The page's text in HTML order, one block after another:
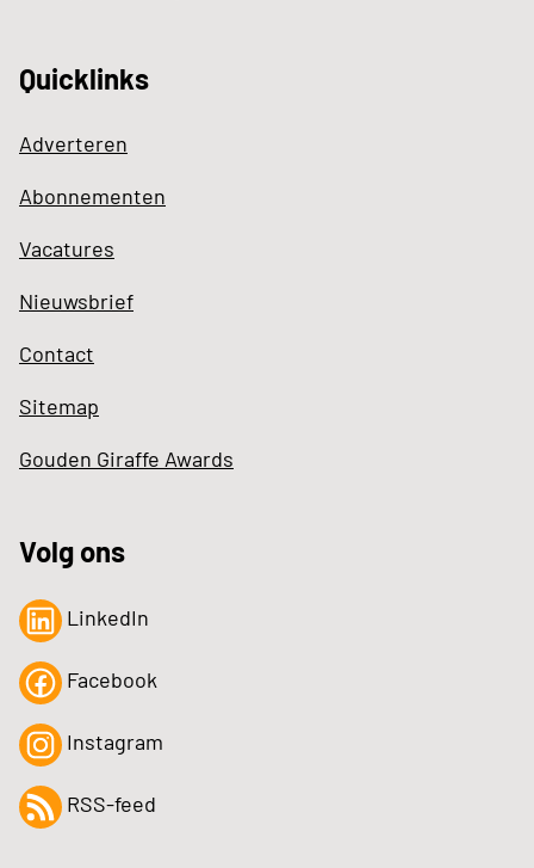
Quicklinks
Adverteren
Abonnementen
Vacatures
Nieuwsbrief
Contact
Sitemap
Gouden Giraffe Awards
Volg ons
LinkedIn
Facebook
Instagram
RSS-feed